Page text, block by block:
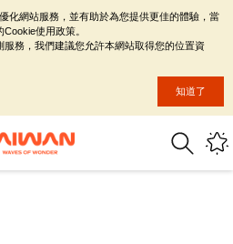
化網站服務，並有助於為您提供更佳的體驗，當
使用政策。
務，我們建議您允許本網站取得您的位置資
知道了